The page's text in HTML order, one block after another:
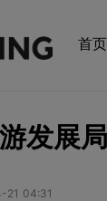
首页
发展
21 04:31